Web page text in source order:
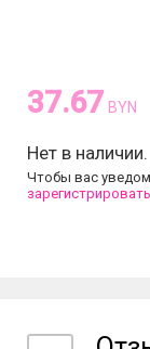
37.67 BYN
Нет в наличии.
Чтобы вас